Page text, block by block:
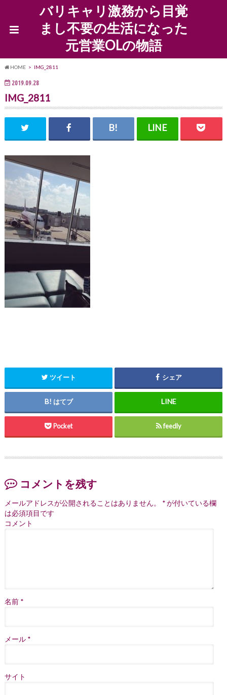
バリキャリ激務から目覚
まし不要の生活になった
元営業OLの物語
HOME IMG_2811
2019.09.28
IMG_2811
ツイート シェア
はてブ
Pocket feedly
コメントを残す
メールアドレスが公開されることはありません。 *が付いている欄
は必須項目です
コメント
名前 *
メール *
サイト